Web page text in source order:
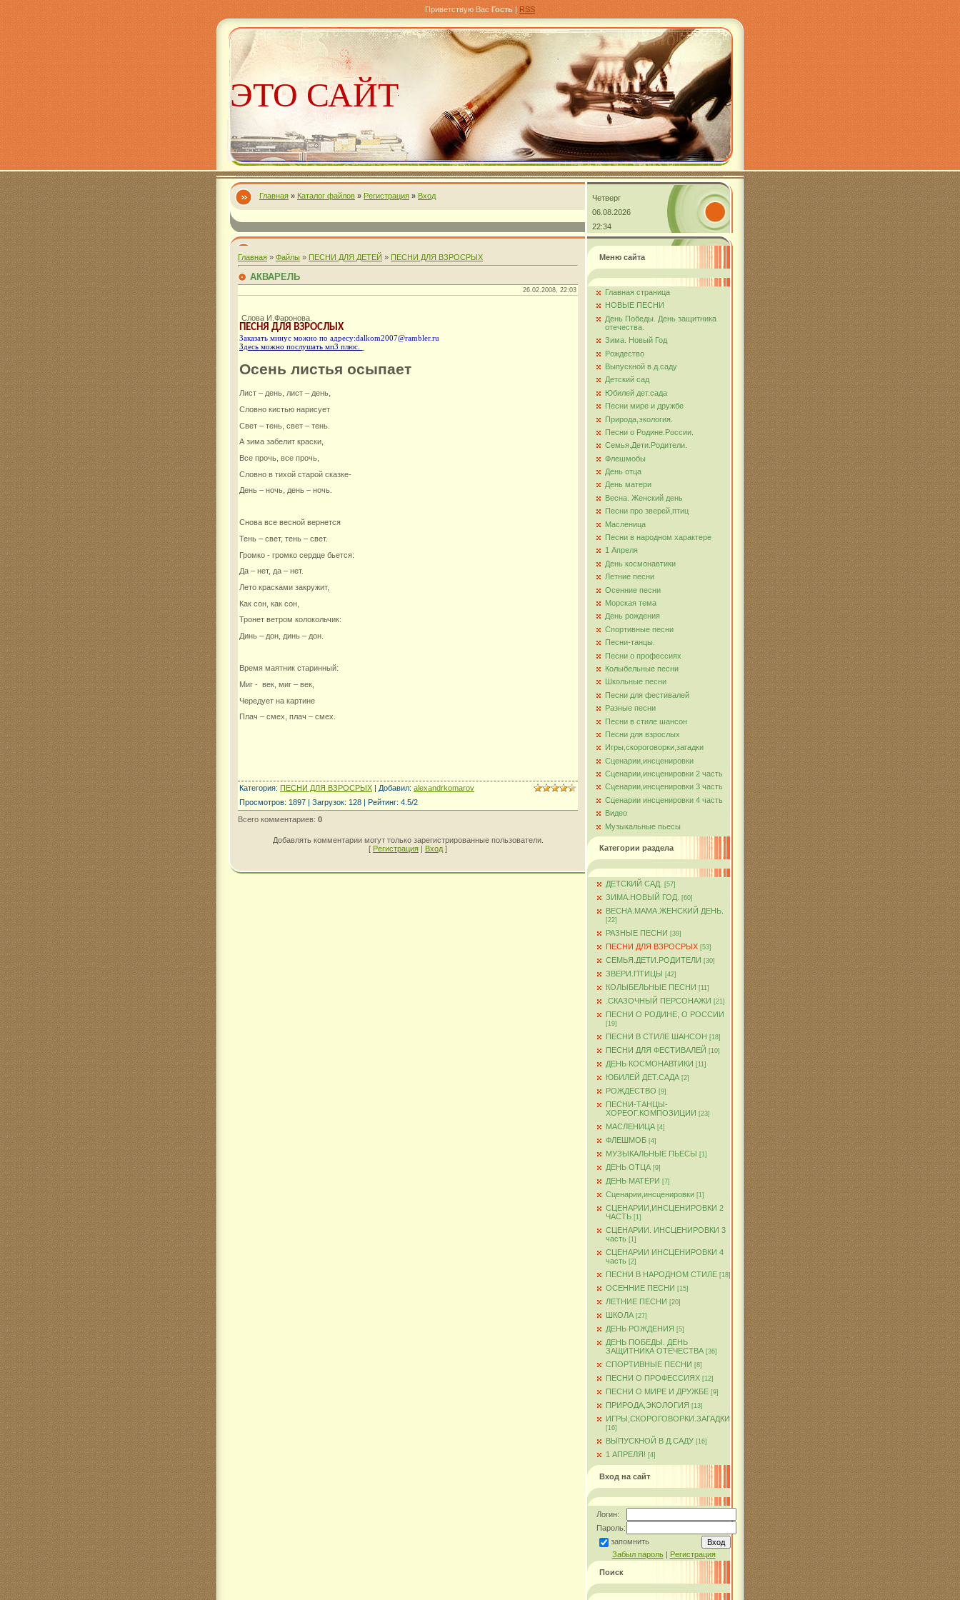
Приветствую Вас Гость | RSS
ЭТО САЙТ
Александра
Комарова
Главная » Каталог файлов » Регистрация » Вход
Четверг
06.08.2026
22:34
Главная » Файлы » ПЕСНИ ДЛЯ ДЕТЕЙ » ПЕСНИ ДЛЯ ВЗРОСРЫХ
АКВАРЕЛЬ
26.02.2008, 22:03
Слова И.Фаронова.
ПЕСНЯ ДЛЯ ВЗРОСЛЫХ
Заказать минус можно по адресу:dalkom2007@rambler.ru
Здесь можно послушать мп3 плюс.
Осень листья осыпает
Лист – день, лист – день,
Словно кистью нарисует
Свет – тень, свет – тень.
А зима забелит краски,
Все прочь, все прочь,
Словно в тихой старой сказке-
День – ночь, день – ночь.
Снова все весной вернется
Тень – свет, тень – свет.
Громко - громко сердце бьется:
Да – нет, да – нет.
Лето красками закружит,
Как сон, как сон,
Тронет ветром колокольчик:
Динь – дон, динь – дон.
Время маятник старинный:
Миг - век, миг – век,
Чередует на картине
Плач – смех, плач – смех.
Категория: ПЕСНИ ДЛЯ ВЗРОСРЫХ | Добавил: alexandrkomarov
Просмотров: 1897 | Загрузок: 128 | Рейтинг: 4.5/2
Всего комментариев: 0
Добавлять комментарии могут только зарегистрированные пользователи.
[ Регистрация | Вход ]
Меню сайта
Главная страница
НОВЫЕ ПЕСНИ
День Победы. День защитника
отечества.
Зима. Новый Год
Рождество
Выпускной в д.саду
Детский сад
Юбилей дет.сада
Песни мире и дружбе
Природа,экология.
Песни о Родине.России.
Семья.Дети.Родители.
Флешмобы
День отца
День матери
Весна. Женский день
Песни про зверей,птиц
Масленица
Песни в народном характере
1 Апреля
День космонавтики
Летние песни
Осенние песни
Морская тема
День рождения
Спортивные песни
Песни-танцы.
Песни о профессиях
Колыбельные песни
Школьные песни
Песни для фестивалей
Разные песни
Песни в стиле шансон
Песни для взрослых
Игры,скороговорки,загадки
Сценарии,инсценировки
Сценарии,инсценировки 2 часть
Сценарии,инсценировки 3 часть
Сценарии инсценировки 4 часть
Видео
Музыкальные пьесы
Категории раздела
ДЕТСКИЙ САД. [57]
ЗИМА.НОВЫЙ ГОД. [60]
ВЕСНА.МАМА.ЖЕНСКИЙ ДЕНЬ.
[22]
РАЗНЫЕ ПЕСНИ [39]
ПЕСНИ ДЛЯ ВЗРОСРЫХ [53]
СЕМЬЯ.ДЕТИ.РОДИТЕЛИ [30]
ЗВЕРИ.ПТИЦЫ [42]
КОЛЫБЕЛЬНЫЕ ПЕСНИ [11]
.СКАЗОЧНЫЙ ПЕРСОНАЖИ [21]
ПЕСНИ О РОДИНЕ, О РОССИИ
[19]
ПЕСНИ В СТИЛЕ ШАНСОН [18]
ПЕСНИ ДЛЯ ФЕСТИВАЛЕЙ [10]
ДЕНЬ КОСМОНАВТИКИ [11]
ЮБИЛЕЙ ДЕТ.САДА [2]
РОЖДЕСТВО [9]
ПЕСНИ-ТАНЦЫ-
ХОРЕОГ.КОМПОЗИЦИИ [23]
МАСЛЕНИЦА [4]
ФЛЕШМОБ [4]
МУЗЫКАЛЬНЫЕ ПЬЕСЫ [1]
ДЕНЬ ОТЦА [9]
ДЕНЬ МАТЕРИ [7]
Сценарии,инсценировки [1]
СЦЕНАРИИ,ИНСЦЕНИРОВКИ 2
ЧАСТЬ [1]
СЦЕНАРИИ. ИНСЦЕНИРОВКИ 3
часть [1]
СЦЕНАРИИ ИНСЦЕНИРОВКИ 4
часть [2]
ПЕСНИ В НАРОДНОМ СТИЛЕ [18]
ОСЕННИЕ ПЕСНИ [15]
ЛЕТНИЕ ПЕСНИ [20]
ШКОЛА [27]
ДЕНЬ РОЖДЕНИЯ [5]
ДЕНЬ ПОБЕДЫ. ДЕНЬ
ЗАЩИТНИКА ОТЕЧЕСТВА [36]
СПОРТИВНЫЕ ПЕСНИ [8]
ПЕСНИ О ПРОФЕССИЯХ [12]
ПЕСНИ О МИРЕ И ДРУЖБЕ [9]
ПРИРОДА,ЭКОЛОГИЯ [13]
ИГРЫ,СКОРОГОВОРКИ.ЗАГАДКИ
[16]
ВЫПУСКНОЙ В Д.САДУ [16]
1 АПРЕЛЯ! [4]
Вход на сайт
Логин:
Пароль:
запомнить
Забыл пароль| Регистрация
Поиск